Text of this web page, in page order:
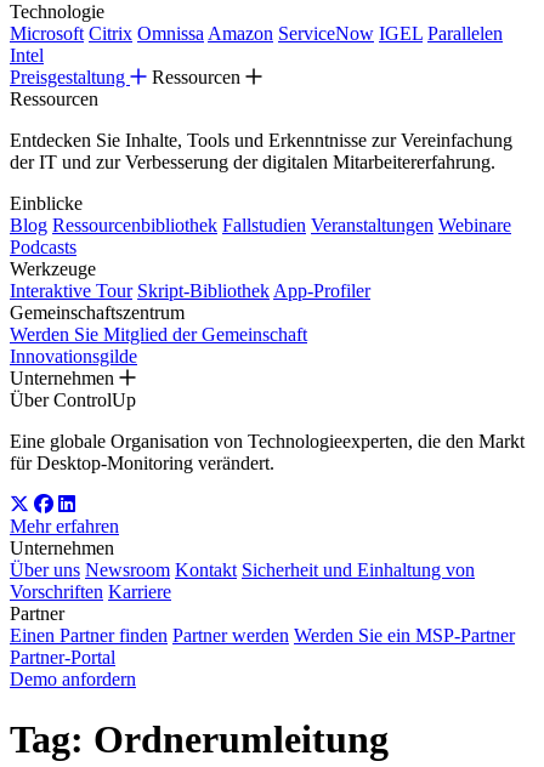
Technologie
Microsoft Citrix Omnissa Amazon ServiceNow IGEL Parallelen
Intel
Preisgestaltung
Ressourcen
Ressourcen
Entdecken Sie Inhalte, Tools und Erkenntnisse zur Vereinfachung
der IT und zur Verbesserung der digitalen Mitarbeitererfahrung.
Einblicke
Blog Ressourcenbibliothek Fallstudien Veranstaltungen Webinare
Podcasts
Werkzeuge
Interaktive Tour Skript-Bibliothek App-Profiler
Gemeinschaftszentrum
Werden Sie Mitglied der Gemeinschaft
Innovationsgilde
Unternehmen
Über ControlUp
Eine globale Organisation von Technologieexperten, die den Markt
für Desktop-Monitoring verändert.
Mehr erfahren
Unternehmen
Über uns Newsroom Kontakt Sicherheit und Einhaltung von
Vorschriften Karriere
Partner
Einen Partner finden Partner werden Werden Sie ein MSP-Partner
Partner-Portal
Demo anfordern
Tag: Ordnerumleitung